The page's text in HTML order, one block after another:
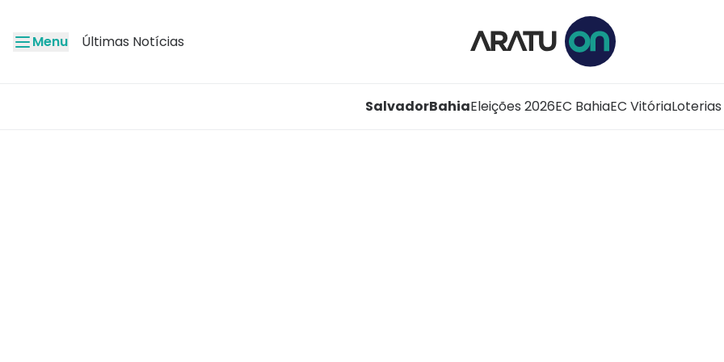
Menu Últimas Notícias
SalvadorBahiaEleições 2026EC BahiaEC VitóriaLoterias